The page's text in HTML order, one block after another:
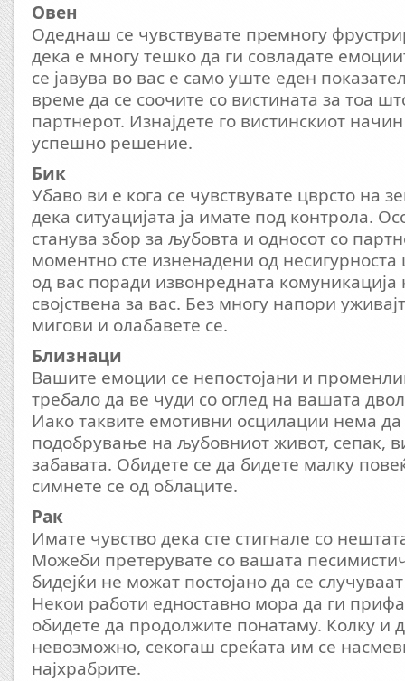
Овен
Одеднаш се чувствувате премногу
дека е многу тешко да ги совладате
се јавува во вас е само уште еден
време да се соочите со вистината за тоа
партнерот. Изнајдете го вистинскиот
успешно решение.
Бик
Убаво ви е кога се чувствувате цврсто на
дека ситуацијата ја имате под контрола.
станува збор за љубовта и односот со
моментно сте изненадени од
од вас поради извонредната комуникација
својствена за вас. Без многу напори
мигови и олабавете се.
Близнаци
Вашите емоции се непостојани и
требало да ве чуди со оглед на вашата
Иако таквите емотивни осцилации нема да
подобрување на љубовниот живот, сепак,
забавата. Обидете се да бидете малку
симнете се од облаците.
Рак
Имате чувство дека сте стигнале со
Можеби претерувате со вашата
бидејќи не можат постојано да се
Некои работи едноставно мора да ги
обидете да продолжите понатаму. Колку и
невозможно, секогаш среќата им се
најхрабрите.